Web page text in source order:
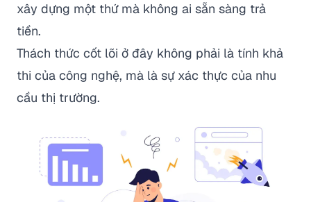
xây dựng một thứ mà không ai sẵn sàng trả
tiền.
Thách thức cốt lõi ở đây không phải là tính khả
thi của công nghệ, mà là sự xác thực của nhu
cầu thị trường.